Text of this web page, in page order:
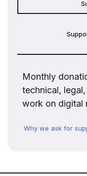
Monthly
technical,
work on digital
Why we ask for